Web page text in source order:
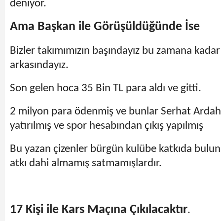
deniyor.
Ama Başkan ile Görüşüldüğünde İse
Bizler takımımızın başındayız bu zamana
arkasındayız.
Son gelen hoca 35 Bin TL para aldı ve gitti.
2 milyon para ödenmiş ve bunlar Serhat
yatırılmış ve spor hesabından çıkış yapılmış
Bu yazan çizenler bürgün kulübe katkıda
atkı dahi almamış satmamışlardır.
17 Kişi ile Kars Maçına Çıkılacaktır.